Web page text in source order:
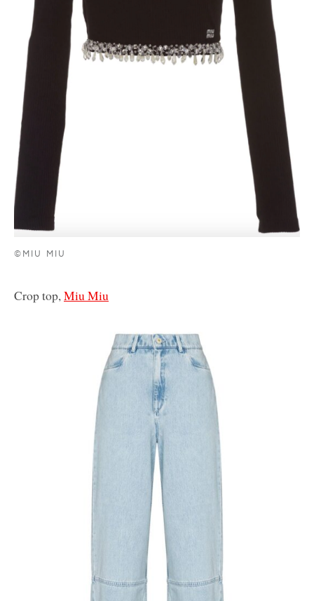
©MIU MIU
Crop top,Miu Miu